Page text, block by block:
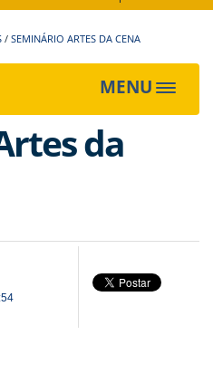
/ SEMINÁRIO ARTES DA CENA
MENU
Toggle
da